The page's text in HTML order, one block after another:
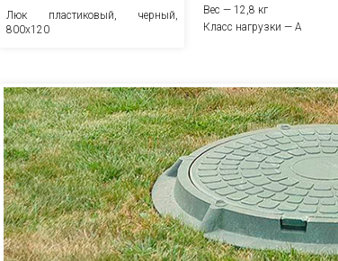
Люк пластиковый, черный,
800х120
Вес — 12,8 кг
Класс нагрузки — A